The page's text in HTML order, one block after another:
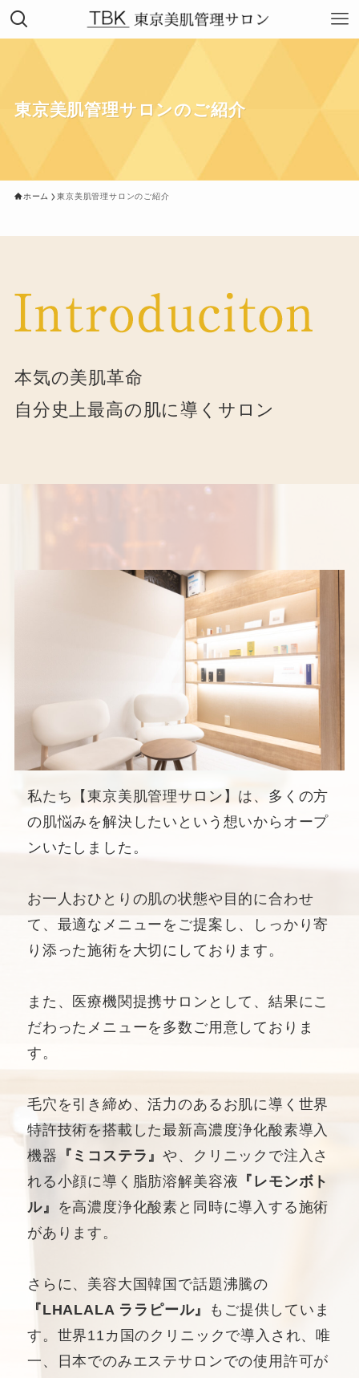
東京美肌管理サロンのご紹介
ホーム 東京美肌管理サロンのご紹介
本気の美肌革命
自分史上最高の肌に導くサロン
私たち【東京美肌管理サロン】は、多くの方
の肌悩みを解決したいという想いからオープ
ンいたしました。
お一人おひとりの肌の状態や目的に合わせ
て、最適なメニューをご提案し、しっかり寄
り添った施術を大切にしております。
また、医療機関提携サロンとして、結果にこ
だわったメニューを多数ご用意しておりま
す。
毛穴を引き締め、活力のあるお肌に導く世界
特許技術を搭載した最新高濃度浄化酸素導入
機器 『ミコステラ』や、クリニックで注入さ
れる小顔に導く脂肪溶解美容液 『レモンボト
ル』
を高濃度浄化酸素と同時に導入する施術
があります。
さらに、美容大国韓国で話題沸騰の
『LHALALA ララピール』
もご提供していま
す。世界11カ国のクリニックで導入され、唯
一、日本でのみエステサロンでの使用許可が